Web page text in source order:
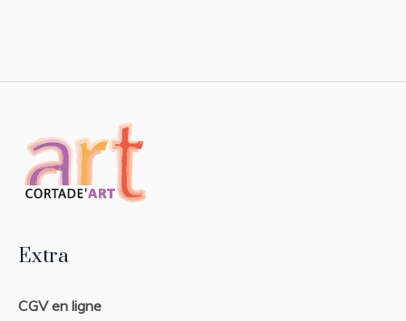
Extra
CGV en ligne